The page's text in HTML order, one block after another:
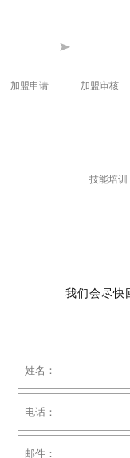
加盟申请 加盟审核
技能培训
我们会尽快